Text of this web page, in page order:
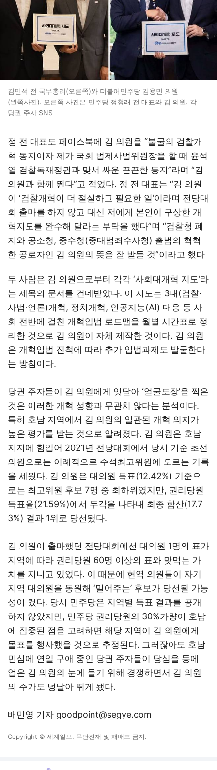
김민석 전 국무총리(오른쪽)와 더불어민주당 김용민 의원
(왼쪽사진). 오른쪽 사진은 민주당 정청래 전 대표와 김 의원. 각
당권 주자 SNS
정 전 대표도 페이스북에 김 의원을 “불굴의 검찰개
혁 동지이자 제가 국회 법제사법위원장을 할 때 윤석
열 검찰독재정권과 맞서 싸운 끈끈한 동지”라며 “김
의원과 함께 뛴다”고 적었다. 정 전 대표는 “김 의원
이 ‘검찰개혁이 더 절실하고 필요한 일’이라며 전당대
회 출마를 하지 않고 대신 저에게 본인이 구상한 개
혁지도를 완수해 달라는 부탁을 했다”며 “검찰청 폐
지와 공소청, 중수청(중대범죄수사청) 출범의 혁혁
한 공로자인 김 의원의 뜻을 잘 받들 것”이라고 했다.
두 사람은 김 의원으로부터 각각 ‘사회대개혁 지도’라
는 제목의 문서를 건네받았다. 이 지도는 3대(검찰·
사법·언론)개혁, 정치개혁, 인공지능(AI) 대응 등 사
회 전반에 걸친 개혁입법 로드맵을 월별 시간표로 정
리한 것으로 김 의원이 자체 제작한 것이다. 김 의원
은 개혁입법 진척에 따라 추가 입법과제도 발굴한다
는 방침이다.
당권 주자들이 김 의원에게 잇달아 ‘얼굴도장’을 찍은
것은 이러한 개혁 성향과 무관치 않다는 분석이다.
특히 호남 지역에서 김 의원의 일관된 개혁 의지가
높은 평가를 받는 것으로 알려졌다. 김 의원은 호남
지지에 힘입어 2021년 전당대회에서 당시 기준 초선
의원으로는 이례적으로 수석최고위원에 오르는 기록
을 세웠다. 김 의원은 대의원 득표(12.42%) 기준으
로는 최고위원 후보 7명 중 최하위였지만, 권리당원
득표율(21.59%)에서 두각을 나타내 최종 합산(17.7
3%) 결과 1위로 당선됐다.
김 의원이 출마했던 전당대회에선 대의원 1명의 표가
지역에 따라 권리당원 60명 이상의 표와 맞먹는 가
치를 지니고 있었다. 이 때문에 현역 의원들이 자기
지역 대의원을 동원해 ‘밀어주는’ 후보가 당선될 가능
성이 컸다. 당시 민주당은 지역별 득표 결과를 공개
하지 않았지만, 민주당 권리당원의 30%가량이 호남
에 집중된 점을 고려하면 해당 지역이 김 의원에게
몰표를 행사했을 것으로 추정된다. 그러잖아도 호남
민심에 연일 구애 중인 당권 주자들이 당심을 등에
업은 김 의원의 눈에 들기 위해 경쟁하면서 김 의원
의 주가도 덩달아 뛰게 됐다.
배민영 기자 goodpoint@segye.com
Copyright © 세계일보. 무단전재 및 재배포 금지.